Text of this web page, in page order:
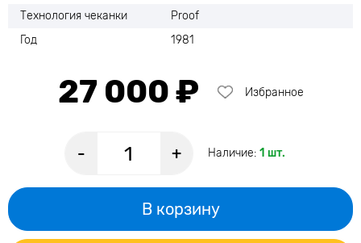
Технология чеканки
Proof
Год
1981
27 000 ₽ Избранное
- + Наличие: 1 шт.
В корзину